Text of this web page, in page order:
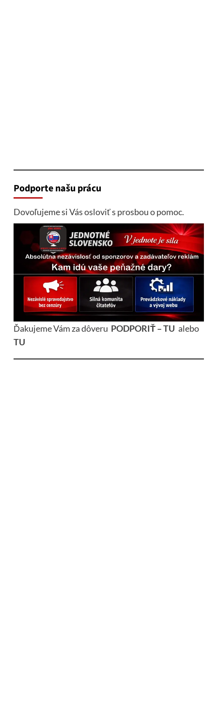
Podporte našu prácu
Dovoľujeme si Vás osloviť s prosbou o pomoc.
Ďakujeme Vám za dôveru PODPORIŤ – TU alebo
TU